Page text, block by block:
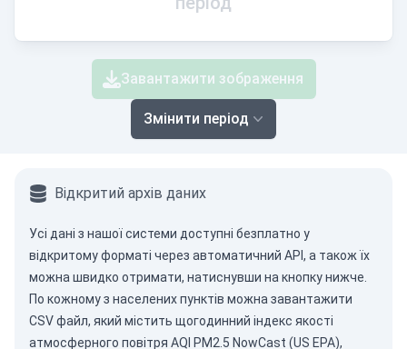
Завантажити зображення
Змінити період
Відкритий архів даних
Усі дані з нашої системи доступні безплатно у
відкритому форматі через автоматичний API , а також їх
можна швидко отримати, натиснувши на кнопку нижче.
По кожному з населених пунктів можна завантажити
CSV файл, який містить щогодинний індекс якості
атмосферного повітря AQI PM2.5 NowCast (US EPA),